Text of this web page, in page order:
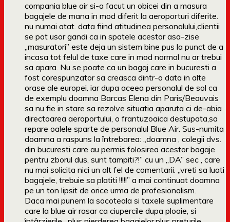
compania blue air si-a facut un obicei din a masura
bagajele de mana in mod diferit la aeroporturi diferite.
nu numai atat. data fiind atitudinea personalului,clientii
se pot usor gandi ca in spatele acestor asa-zise
„masuratori” este deja un sistem bine pus la punct de a
incasa tot felul de taxe care in mod normal nu ar trebui
sa apara. Nu se poate ca un bagaj care in bucuresti a
fost corespunzator sa creasca dintr-o data in alte
orase ale europei. iar dupa aceea personalul de sol ca
de exemplu doamna Barcas Elena din Paris/Beauvais
sa nu fie in stare sa rezolve situatia aparuta ci de-abia
directoarea aeroportului, o frantuzoaica destupata,sa
repare oalele sparte de personalul Blue Air. Sus-numita
doamna a raspuns la întrebarea: „doamna , colegii dvs.
din bucuresti care au permis folosirea acestor bagaje
pentru zborul dus, sunt tampiti?!” cu un „DA” sec , care
nu mai solicita nici un alt fel de comentarii. „vreti sa luati
bagajele, trebuie sa platiti !!!!!” a mai continuat doamna
pe un ton lipsit de orice urma de profesionalism.
Daca mai punem la socoteala si taxele suplimentare
care la blue air rasar ca ciupercile dupa ploaie, si